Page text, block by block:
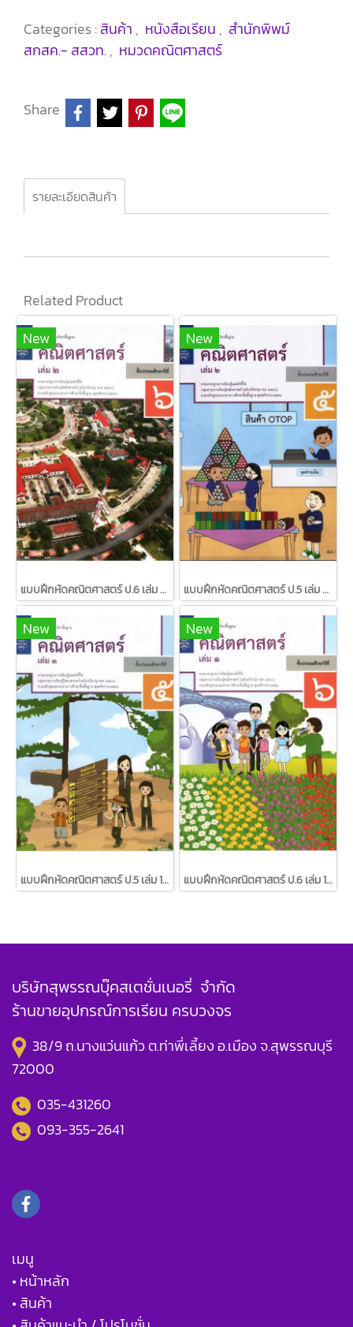
Categories :สินค้า , หนังสือเรียน , สำนักพิพม์
สกสค.- สสวท., หมวดคณิตศาสตร์
Share
รายละเอียดสินค้า
Related Product
New
แบบฝึกหัดคณิตศาสตร์ ป.6 เล่ม 2 / สสวท.
New
แบบฝึกหัดคณิตศาสตร์ ป.5 เล่ม 2 / สสวท.
New
แบบฝึกหัดคณิตศาสตร์ ป.5 เล่ม 1 / สสวท.
New
แบบฝึกหัดคณิตศาสตร์ ป.6 เล่ม 1 / สสวท.
บริษัทสุพรรณบุ๊คสเตชั่นเนอรี่ จำกัด
ร้านขายอุปกรณ์การเรียน ครบวงจร
38/9 ถ.นางแว่นแก้ว ต.ท่าพี่เลี้ยง อ.เมือง จ.สุพรรณบุรี
72000
035-431260
093-355-2641
เมนู
• หน้าหลัก
• สินค้า